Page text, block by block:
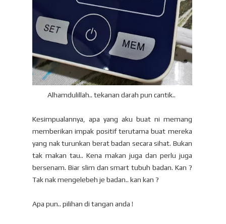
Alhamdulillah.. tekanan darah pun cantik..
Kesimpualannya, apa yang aku buat ni memang
memberikan impak positif terutama buat mereka
yang nak turunkan berat badan secara sihat. Bukan
tak makan tau.. Kena makan juga dan perlu juga
bersenam. Biar slim dan smart tubuh badan. Kan ?
Tak nak mengelebeh je badan.. kan kan ?
Apa pun.. pilihan di tangan anda !